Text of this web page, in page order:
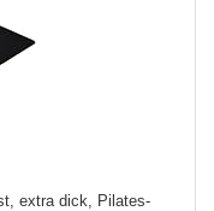
extra dick, Pilates-